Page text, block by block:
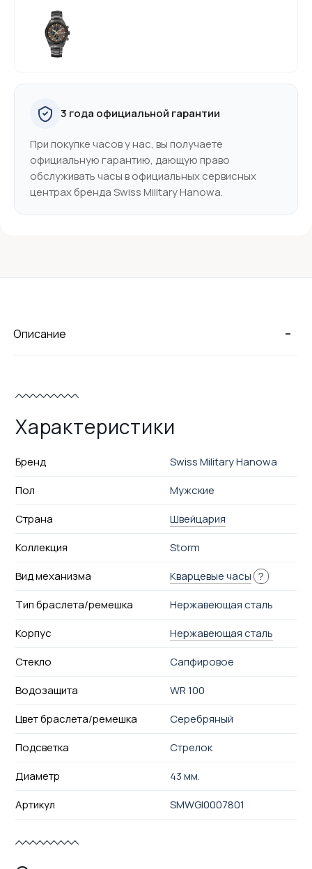
3 года официальной гарантии
При покупке часов у нас, вы получаете
официальную гарантию, дающую право
обслуживать часы в официальных сервисных
центрах бренда Swiss Military Hanowa.
-
Описание
Характеристики
Бренд
Swiss Military Hanowa
Пол
Мужские
Страна
Швейцария
Коллекция
Storm
Вид механизма
Кварцевые часы ?
Тип браслета/ремешка
Нержавеющая сталь
Корпус
Нержавеющая сталь
Стекло
Сапфировое
Водозащита
WR 100
Цвет браслета/ремешка
Серебряный
Подсветка
Стрелок
Диаметр
43 мм.
Артикул
SMWGI0007801